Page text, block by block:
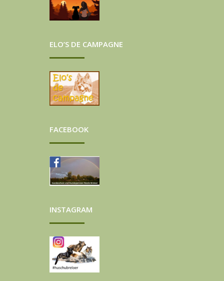
ELO’S DE CAMPAGNE
FACEBOOK
INSTAGRAM